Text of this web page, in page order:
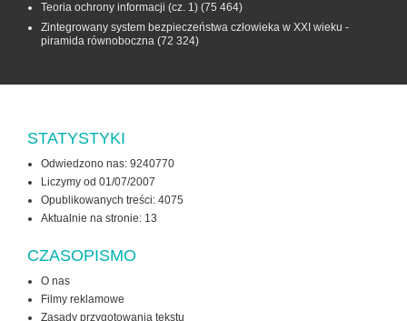
Teoria ochrony informacji (cz. 1) (75 464)
Zintegrowany system bezpieczeństwa człowieka w XXI wieku -
piramida równoboczna (72 324)
STATYSTYKI
Odwiedzono nas: 9240770
Liczymy od 01/07/2007
Opublikowanych treści: 4075
Aktualnie na stronie: 13
CZASOPISMO
O nas
Filmy reklamowe
Zasady przygotowania tekstu